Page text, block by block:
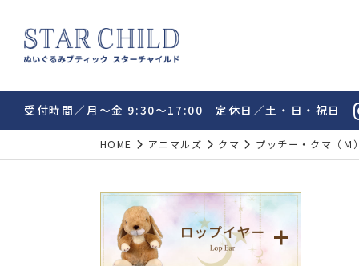
受付時間／月～金 9:30～17:00 定休日／土・日・祝日
HOME アニマルズ クマ プッチー・クマ（Ｍ